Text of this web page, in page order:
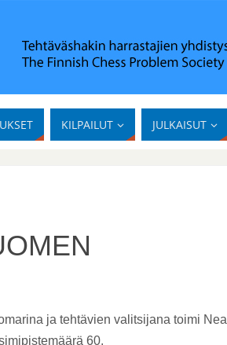
KILPAILUT JULKAISUT
ja tehtävien valitsijana toimi Neal
60.